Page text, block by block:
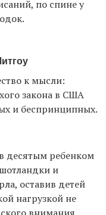
по спине у
к мысли:
закона в США
и беспринципных.
десятым ребенком
и
оставив детей
нагрузкой не